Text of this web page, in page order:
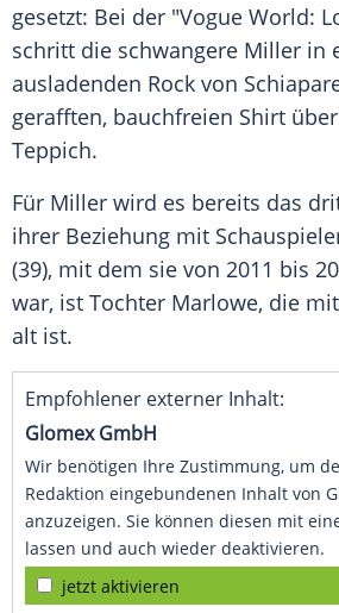
gesetzt: Bei der "Vogue World:
schritt die schwangere Miller in
ausladenden Rock von
gerafften, bauchfreien Shirt
Teppich.
Für Miller wird es bereits das
ihrer Beziehung mit
(39), mit dem sie von 2011 bis
war, ist Tochter Marlowe, die
alt ist.
Empfohlener externer Inhalt:
Glomex GmbH
Wir benötigen Ihre Zustimmung, um
Redaktion eingebundenen Inhalt von
anzuzeigen. Sie können diesen mit
lassen und auch wieder deaktivieren.
jetzt aktivieren